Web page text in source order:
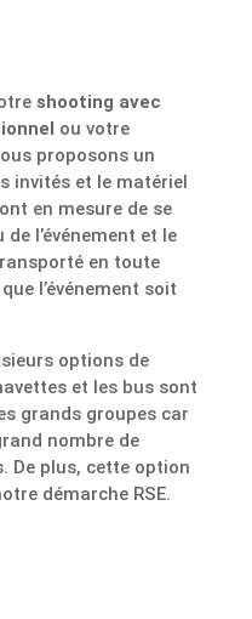
shooting avec
ou votre
proposons un
invités et le matériel
en mesure de se
l’événement et le
en toute
l’événement soit
options de
et les bus sont
grands groupes car
nombre de
De plus, cette option
démarche RSE.